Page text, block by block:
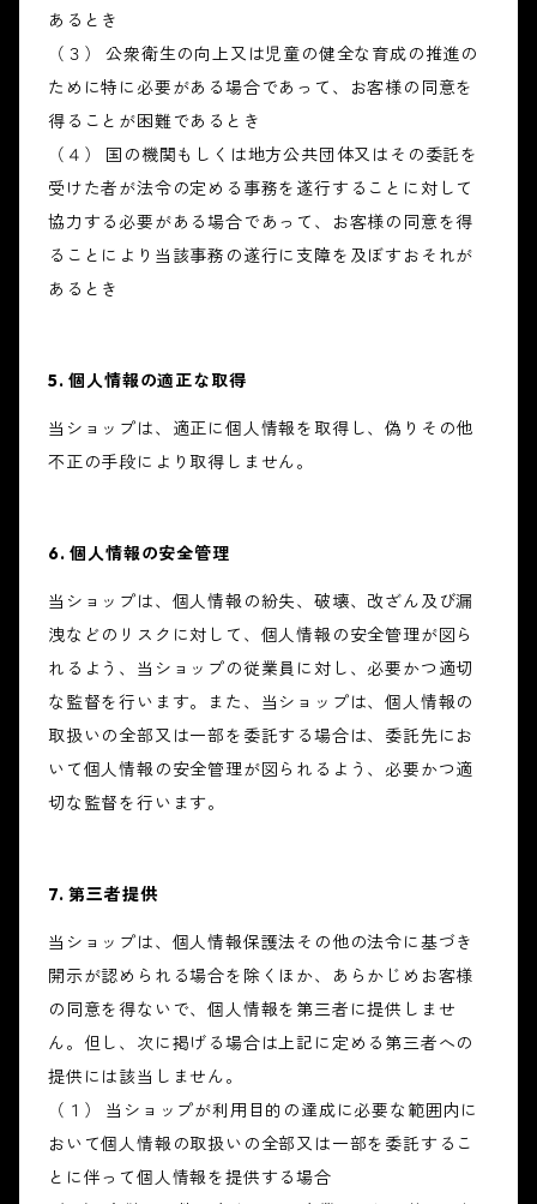
あるとき
（３） 公衆衛生の向上又は児童の健全な育成の推進の
ために特に必要がある場合であって、お客様の同意を
得ることが困難であるとき
（４） 国の機関もしくは地方公共団体又はその委託を
受けた者が法令の定める事務を遂行することに対して
協力する必要がある場合であって、お客様の同意を得
ることにより当該事務の遂行に支障を及ぼすおそれが
あるとき
5. 個人情報の適正な取得
当ショップは、適正に個人情報を取得し、偽りその他
不正の手段により取得しません。
6. 個人情報の安全管理
当ショップは、個人情報の紛失、破壊、改ざん及び漏
洩などのリスクに対して、個人情報の安全管理が図ら
れるよう、当ショップの従業員に対し、必要かつ適切
な監督を行います。また、当ショップは、個人情報の
取扱いの全部又は一部を委託する場合は、委託先にお
いて個人情報の安全管理が図られるよう、必要かつ適
切な監督を行います。
7. 第三者提供
当ショップは、個人情報保護法その他の法令に基づき
開示が認められる場合を除くほか、あらかじめお客様
の同意を得ないで、個人情報を第三者に提供しませ
ん。但し、次に掲げる場合は上記に定める第三者への
提供には該当しません。
（１） 当ショップが利用目的の達成に必要な範囲内に
おいて個人情報の取扱いの全部又は一部を委託するこ
とに伴って個人情報を提供する場合